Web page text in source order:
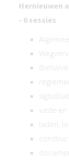
Hernieuwen
- 6 sessies
vaste
laden,